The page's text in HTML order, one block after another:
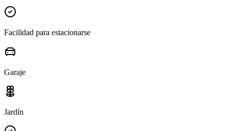
Facilidad para estacionarse
Garaje
Jardín